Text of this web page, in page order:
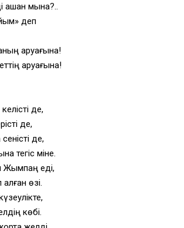
қашан мына?..
деп
аруағына!
аруағына!
де,
де,
де,
тегіс міне.
Жымпаң еді,
өзі.
көбі.